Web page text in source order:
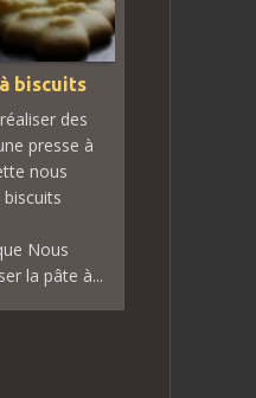
biscuits
des
presse à
nous
Nous
la pâte à...